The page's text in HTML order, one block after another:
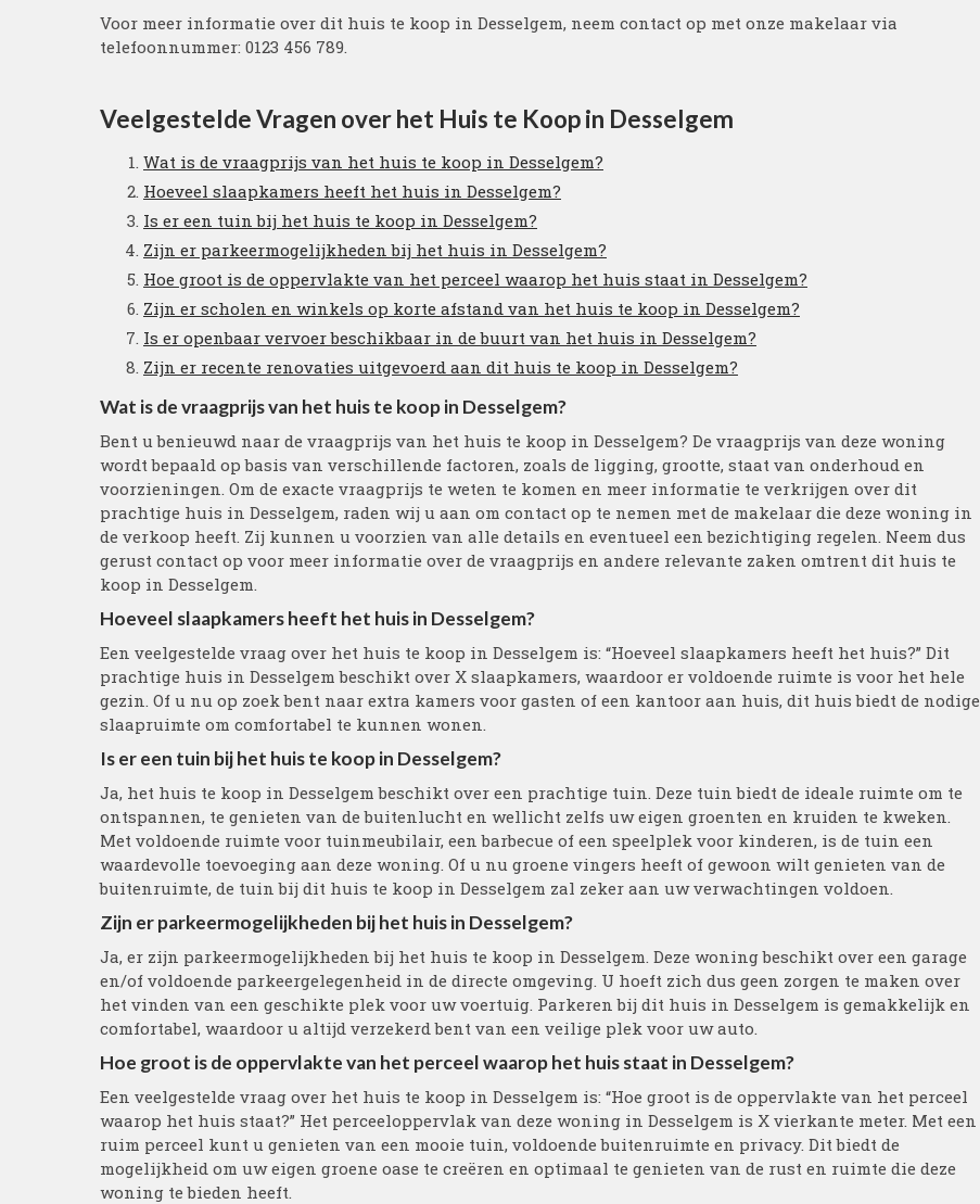
Voor meer informatie over dit huis te koop in Desselgem, neem contact op met onze makelaar via
telefoonnummer: 0123 456 789.
Veelgestelde Vragen over het Huis te Koop in Desselgem
Wat is de vraagprijs van het huis te koop in Desselgem?
Hoeveel slaapkamers heeft het huis in Desselgem?
Is er een tuin bij het huis te koop in Desselgem?
Zijn er parkeermogelijkheden bij het huis in Desselgem?
Hoe groot is de oppervlakte van het perceel waarop het huis staat in Desselgem?
Zijn er scholen en winkels op korte afstand van het huis te koop in Desselgem?
Is er openbaar vervoer beschikbaar in de buurt van het huis in Desselgem?
Zijn er recente renovaties uitgevoerd aan dit huis te koop in Desselgem?
Wat is de vraagprijs van het huis te koop in Desselgem?
Bent u benieuwd naar de vraagprijs van het huis te koop in Desselgem? De vraagprijs van deze woning
wordt bepaald op basis van verschillende factoren, zoals de ligging, grootte, staat van onderhoud en
voorzieningen. Om de exacte vraagprijs te weten te komen en meer informatie te verkrijgen over dit
prachtige huis in Desselgem, raden wij u aan om contact op te nemen met de makelaar die deze woning in
de verkoop heeft. Zij kunnen u voorzien van alle details en eventueel een bezichtiging regelen. Neem dus
gerust contact op voor meer informatie over de vraagprijs en andere relevante zaken omtrent dit huis te
koop in Desselgem.
Hoeveel slaapkamers heeft het huis in Desselgem?
Een veelgestelde vraag over het huis te koop in Desselgem is: “Hoeveel slaapkamers heeft het huis?” Dit
prachtige huis in Desselgem beschikt over X slaapkamers, waardoor er voldoende ruimte is voor het hele
gezin. Of u nu op zoek bent naar extra kamers voor gasten of een kantoor aan huis, dit huis biedt de nodige
slaapruimte om comfortabel te kunnen wonen.
Is er een tuin bij het huis te koop in Desselgem?
Ja, het huis te koop in Desselgem beschikt over een prachtige tuin. Deze tuin biedt de ideale ruimte om te
ontspannen, te genieten van de buitenlucht en wellicht zelfs uw eigen groenten en kruiden te kweken.
Met voldoende ruimte voor tuinmeubilair, een barbecue of een speelplek voor kinderen, is de tuin een
waardevolle toevoeging aan deze woning. Of u nu groene vingers heeft of gewoon wilt genieten van de
buitenruimte, de tuin bij dit huis te koop in Desselgem zal zeker aan uw verwachtingen voldoen.
Zijn er parkeermogelijkheden bij het huis in Desselgem?
Ja, er zijn parkeermogelijkheden bij het huis te koop in Desselgem. Deze woning beschikt over een garage
en/of voldoende parkeergelegenheid in de directe omgeving. U hoeft zich dus geen zorgen te maken over
het vinden van een geschikte plek voor uw voertuig. Parkeren bij dit huis in Desselgem is gemakkelijk en
comfortabel, waardoor u altijd verzekerd bent van een veilige plek voor uw auto.
Hoe groot is de oppervlakte van het perceel waarop het huis staat in Desselgem?
Een veelgestelde vraag over het huis te koop in Desselgem is: “Hoe groot is de oppervlakte van het perceel
waarop het huis staat?” Het perceeloppervlak van deze woning in Desselgem is X vierkante meter. Met een
ruim perceel kunt u genieten van een mooie tuin, voldoende buitenruimte en privacy. Dit biedt de
mogelijkheid om uw eigen groene oase te creëren en optimaal te genieten van de rust en ruimte die deze
woning te bieden heeft.